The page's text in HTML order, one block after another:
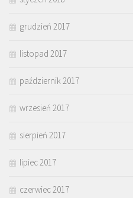
grudzień 2017
listopad 2017
październik 2017
wrzesień 2017
sierpień 2017
lipiec 2017
czerwiec 2017